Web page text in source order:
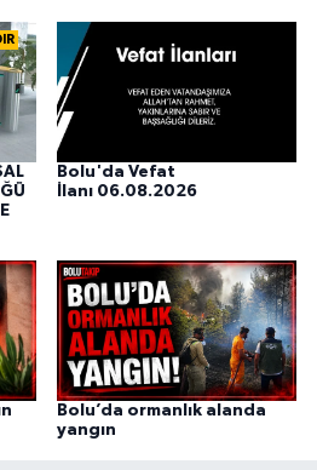
Bolu'da Vefat
İlanı 06.08.2026
Bolu’da ormanlık alanda
yangın